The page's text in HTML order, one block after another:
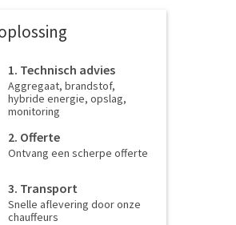
1. Technisch advies
Aggregaat, brandstof,
hybride energie, opslag,
monitoring
2. Offerte
Ontvang een scherpe offerte
3. Transport
Snelle aflevering door onze
chauffeurs